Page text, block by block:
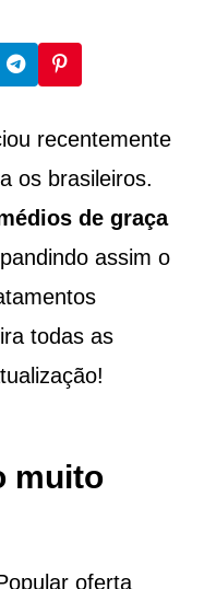
recentemente
os brasileiros.
de graça
assim o
todas as
muito
oferta